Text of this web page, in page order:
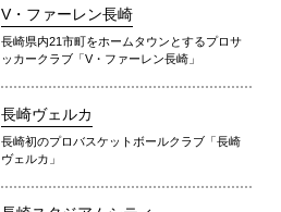
V・ファーレン長崎
長崎県内21市町をホームタウンとするプロサ
ッカークラブ「V・ファーレン長崎」
長崎ヴェルカ
長崎初のプロバスケットボールクラブ「長崎
ヴェルカ」